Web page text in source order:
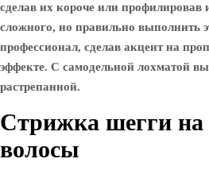
сделав их короче или профилировав
сложного, но правильно выполнить
профессионал, сделав акцент на
эффекте. С самодельной лохматой
растрепанной.
Стрижка шегги на
волосы